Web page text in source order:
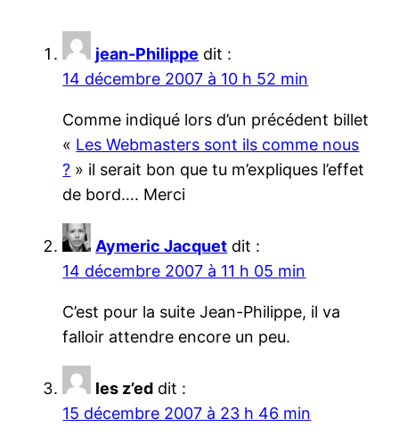
jean-Philippe dit :
14 décembre 2007 à 10 h 52 min
Comme indiqué lors d’un précédent billet
« Les Webmasters sont ils comme nous
? » il serait bon que tu m’expliques l’effet
de bord…. Merci
Aymeric Jacquet dit :
14 décembre 2007 à 11 h 05 min
C’est pour la suite Jean-Philippe, il va
falloir attendre encore un peu.
les z’ed dit :
15 décembre 2007 à 23 h 46 min